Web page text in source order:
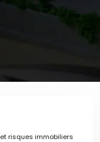
risques immobiliers